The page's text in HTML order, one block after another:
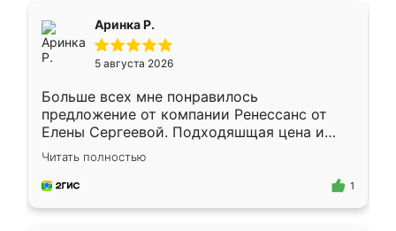
Аринка Р.
5 августа 2026
Больше всех мне понравилось
предложение от компании Ренессанс от
Елены Сергеевой. Подходяшщая цена и
короткие сроки изготовления. Приехавший
для замера сотрудник Владислав
предложил по моему эскизу самый
Читать полностью
1